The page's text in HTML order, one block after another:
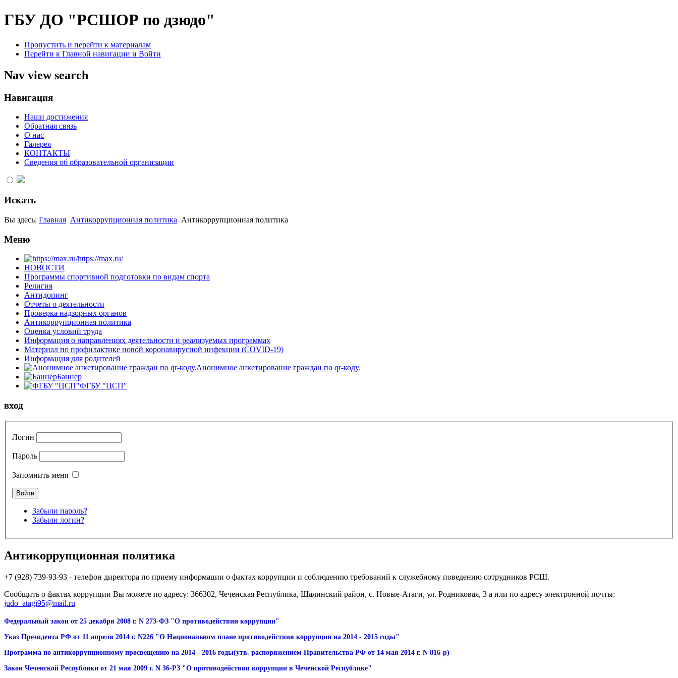
ГБУ ДО "РСШОР по дзюдо"
Пропустить и перейти к материалам
Перейти к Главной навигации и Войти
Nav view search
Навигация
Наши достижения
Обратная связь
О нас
Галерея
КОНТАКТЫ
Сведения об образовательной организации
Искать
Вы здесь: Главная Антикоррупционная политика Антикоррупционная политика
Меню
https://max.ru/
НОВОСТИ
Программы спортивной подготовки по видам спорта
Религия
Антидопинг
Отчеты о деятельности
Проверка надзорных органов
Антикоррупционная политика
Оценка условий труда
Информация о направлениях деятельности и реализуемых программах
Материал по профилактике новой коронавирусной инфекции (COVID-19)
Информация для родителей
Анонимное анкетирование граждан по qr-коду.
Баннер
ФГБУ "ЦСП"
вход
Логин
Пароль
Запомнить меня
Забыли пароль?
Забыли логин?
Антикоррупционная политика
+7 (928) 739-93-93 - телефон директора по приему информации о фактах коррупции и соблюдению требований к служебному поведению сотрудников РСШ.
Сообщить о фактах коррупции Вы можете по адресу: 366302, Чеченская Республика, Шалинский район, с. Новые-Атаги, ул. Родниковая, 3 а или по адресу электронной почты:
judo_atagi95@mail.ru
Федеральный закон от 25 декабря 2008 г. N 273-ФЗ "О противодействии коррупции"
Указ Президента РФ от 11 апреля 2014 г. N226 "О Национальном плане противодействия коррупции на 2014 - 2015 годы"
Программа по антикоррупционному просвещению на 2014 - 2016 годы(утв. распоряжением Правительства РФ от 14 мая 2014 г. N 816-р)
Закон Чеченской Республики от 21 мая 2009 г. N 36-РЗ "О противодействии коррупции в Чеченской Республике"